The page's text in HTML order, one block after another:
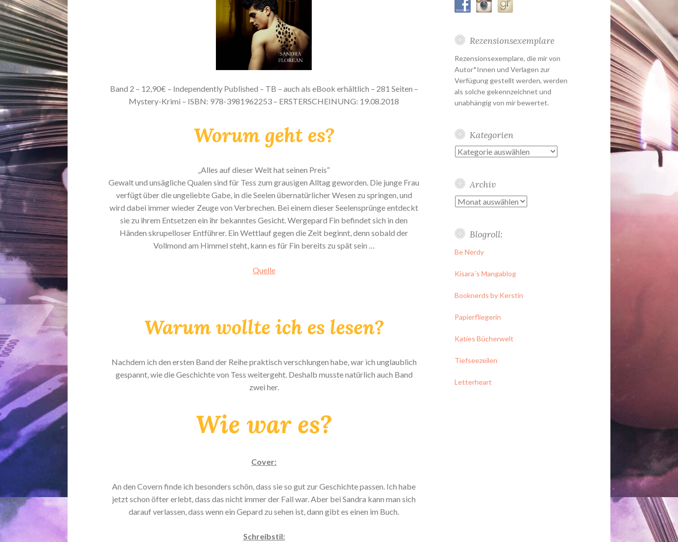
Band 2 – 12,90€ – Independently Published – TB – auch als eBook erhältlich – 281 Seiten –
Mystery-Krimi – ISBN: 978-3981962253 – ERSTERSCHEINUNG: 19.08.2018
Worum geht es?
„Alles auf dieser Welt hat seinen Preis“
Gewalt und unsägliche Qualen sind für Tess zum grausigen Alltag geworden. Die junge Frau
verfügt über die ungeliebte Gabe, in die Seelen übernatürlicher Wesen zu springen, und
wird dabei immer wieder Zeuge von Verbrechen. Bei einem dieser Seelensprünge entdeckt
sie zu ihrem Entsetzen ein ihr bekanntes Gesicht. Wergepard Fin befindet sich in den
Händen skrupelloser Entführer. Ein Wettlauf gegen die Zeit beginnt, denn sobald der
Vollmond am Himmel steht, kann es für Fin bereits zu spät sein …
Quelle
Warum wollte ich es lesen?
Nachdem ich den ersten Band der Reihe praktisch verschlungen habe, war ich unglaublich
gespannt, wie die Geschichte von Tess weitergeht. Deshalb musste natürlich auch Band
zwei her.
Wie war es?
Cover:
An den Covern finde ich besonders schön, dass sie so gut zur Geschichte passen. Ich habe
jetzt schon öfter erlebt, dass das nicht immer der Fall war. Aber bei Sandra kann man sich
darauf verlassen, dass wenn ein Gepard zu sehen ist, dann gibt es einen im Buch.
Schreibstil:
Rezensionsexemplare
Rezensionsexemplare, die mir von
Autor*Innen und Verlagen zur
Verfügung gestellt werden, werden
als solche gekennzeichnet und
unabhängig von mir bewertet.
Kategorien
Kategorien
Archiv
Archiv
Blogroll:
Be Nerdy
Kisara´s Mangablog
Booknerds by Kerstin
Papierfliegerin
Katies Bücherwelt
Tiefseezeilen
Letterheart